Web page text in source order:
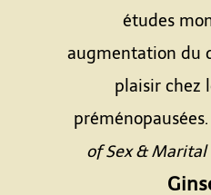
études
augmentation du
plaisir chez
préménopausées.
of Sex & Marital